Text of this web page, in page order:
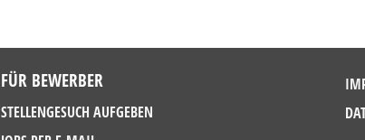
FÜR BEWERBER
STELLENGESUCH AUFGEBEN